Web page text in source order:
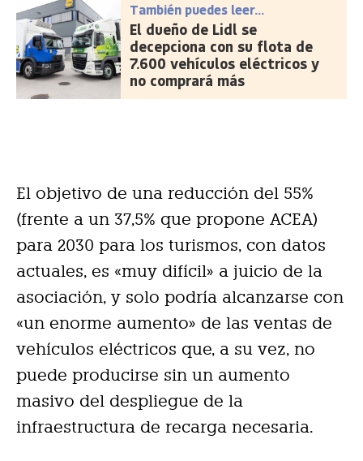
También puedes leer...
El dueño de Lidl se
decepciona con su flota de
7.600 vehículos eléctricos y
no comprará más
El objetivo de una reducción del 55%
(frente a un 37,5% que propone ACEA)
para 2030 para los turismos, con datos
actuales, es «muy difícil» a juicio de la
asociación, y solo podría alcanzarse con
«un enorme aumento» de las ventas de
vehículos eléctricos que, a su vez, no
puede producirse sin un aumento
masivo del despliegue de la
infraestructura de recarga necesaria.